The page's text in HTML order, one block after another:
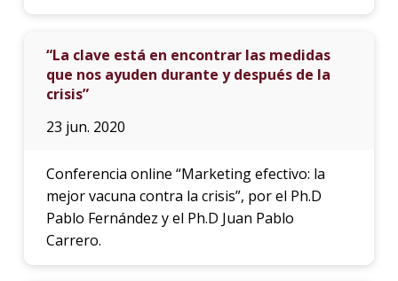
“La clave está en encontrar las medidas
que nos ayuden durante y después de la
crisis”
23 jun. 2020
Conferencia online “Marketing efectivo: la
mejor vacuna contra la crisis”, por el Ph.D
Pablo Fernández y el Ph.D Juan Pablo
Carrero.